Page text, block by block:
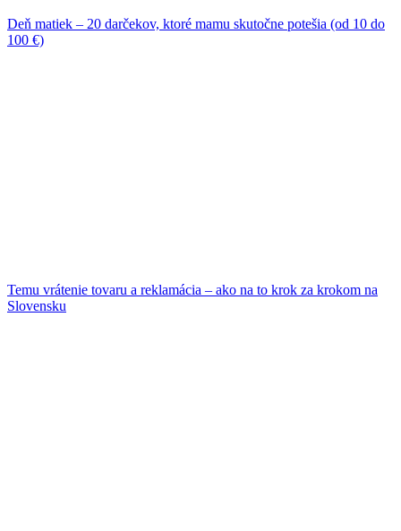
Deň matiek – 20 darčekov, ktoré mamu skutočne potešia (od 10 do
100 €)
Temu vrátenie tovaru a reklamácia – ako na to krok za krokom na
Slovensku